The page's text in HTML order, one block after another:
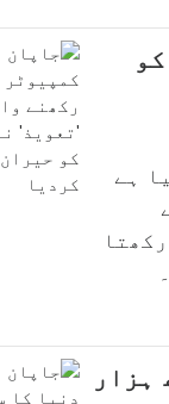
ہے
ہزار